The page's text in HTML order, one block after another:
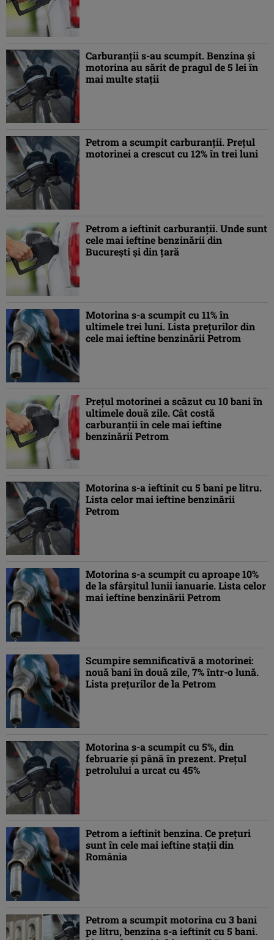
Carburanţii s-au scumpit. Benzina şi
motorina au sărit de pragul de 5 lei în
mai multe staţii
Petrom a scumpit carburanţii. Preţul
motorinei a crescut cu 12% în trei luni
Petrom a ieftinit carburanţii. Unde sunt
cele mai ieftine benzinării din
Bucureşti şi din ţară
Motorina s-a scumpit cu 11% în
ultimele trei luni. Lista preţurilor din
cele mai ieftine benzinării Petrom
Preţul motorinei a scăzut cu 10 bani în
ultimele două zile. Cât costă
carburanţii în cele mai ieftine
benzinării Petrom
Motorina s-a ieftinit cu 5 bani pe litru.
Lista celor mai ieftine benzinării
Petrom
Motorina s-a scumpit cu aproape 10%
de la sfârşitul lunii ianuarie. Lista celor
mai ieftine benzinării Petrom
Scumpire semnificativă a motorinei:
nouă bani în două zile, 7% într-o lună.
Lista preţurilor de la Petrom
Motorina s-a scumpit cu 5%, din
februarie şi până în prezent. Preţul
petrolului a urcat cu 45%
Petrom a ieftinit benzina. Ce preţuri
sunt în cele mai ieftine staţii din
România
Petrom a scumpit motorina cu 3 bani
pe litru, benzina s-a ieftinit cu 5 bani.